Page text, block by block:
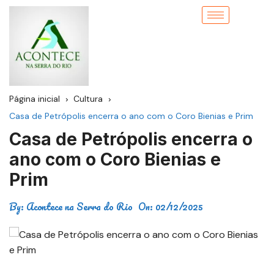
Página inicial
Cultura
Casa de Petrópolis encerra o ano com o Coro Bienias e Prim
Casa de Petrópolis encerra o
ano com o Coro Bienias e
Prim
By: Acontece na Serra do Rio On: 02/12/2025